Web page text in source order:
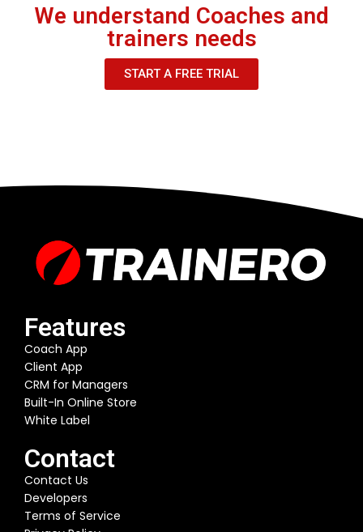
We understand Coaches and
trainers needs
START A FREE TRIAL
Features
Coach App
Client App
CRM for Managers
Built-In Online Store
White Label
Contact
Contact Us
Developers
Terms of Service